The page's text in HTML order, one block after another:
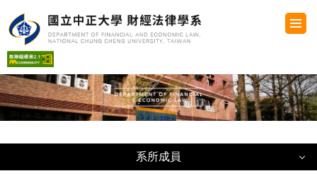
到
要
內
容
系所成員